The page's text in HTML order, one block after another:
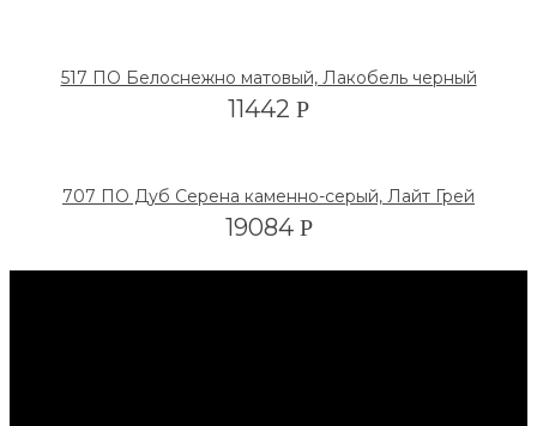
517 ПО Белоснежно матовый, Лакобель черный
11442 Р
707 ПО Дуб Серена каменно-серый, Лайт Грей
19084 Р